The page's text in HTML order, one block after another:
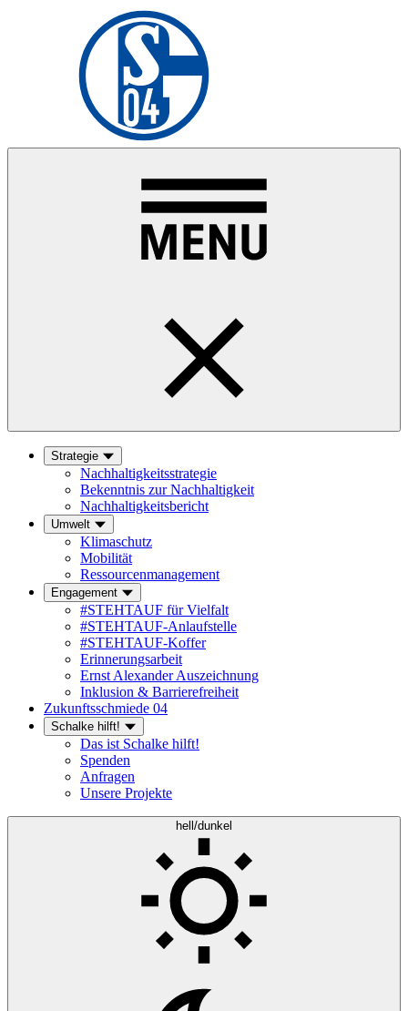
Strategie
Nachhaltigkeitsstrategie
Bekenntnis zur Nachhaltigkeit
Nachhaltigkeitsbericht
Umwelt
Klimaschutz
Mobilität
Ressourcenmanagement
Engagement
#STEHTAUF für Vielfalt
#STEHTAUF-Anlaufstelle
#STEHTAUF-Koffer
Erinnerungsarbeit
Ernst Alexander Auszeichnung
Inklusion & Barrierefreiheit
Zukunftsschmiede 04
Schalke hilft!
Das ist Schalke hilft!
Spenden
Anfragen
Unsere Projekte
hell/dunkel